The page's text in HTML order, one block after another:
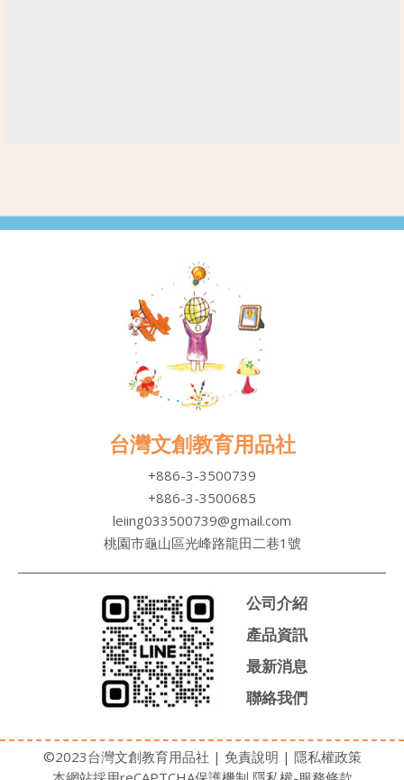
台灣文創教育用品社
+886-3-3500739
+886-3-3500685
leiing033500739@gmail.com
桃園市龜山區光峰路龍田二巷1號
公司介紹
產品資訊
最新消息
聯絡我們
©2023台灣文創教育用品社 | 免責說明 | 隱私權政策